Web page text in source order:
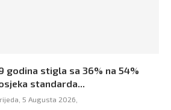
godina stigla sa 36% na 54%
standarda...
5 Augusta 2026,